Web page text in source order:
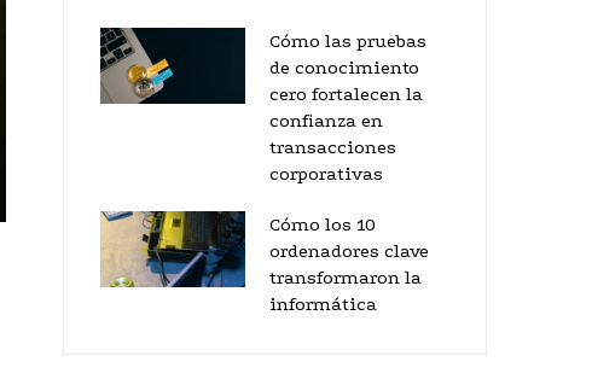
Cómo las pruebas
de conocimiento
cero fortalecen la
confianza en
transacciones
corporativas
Cómo los 10
ordenadores clave
transformaron la
informática